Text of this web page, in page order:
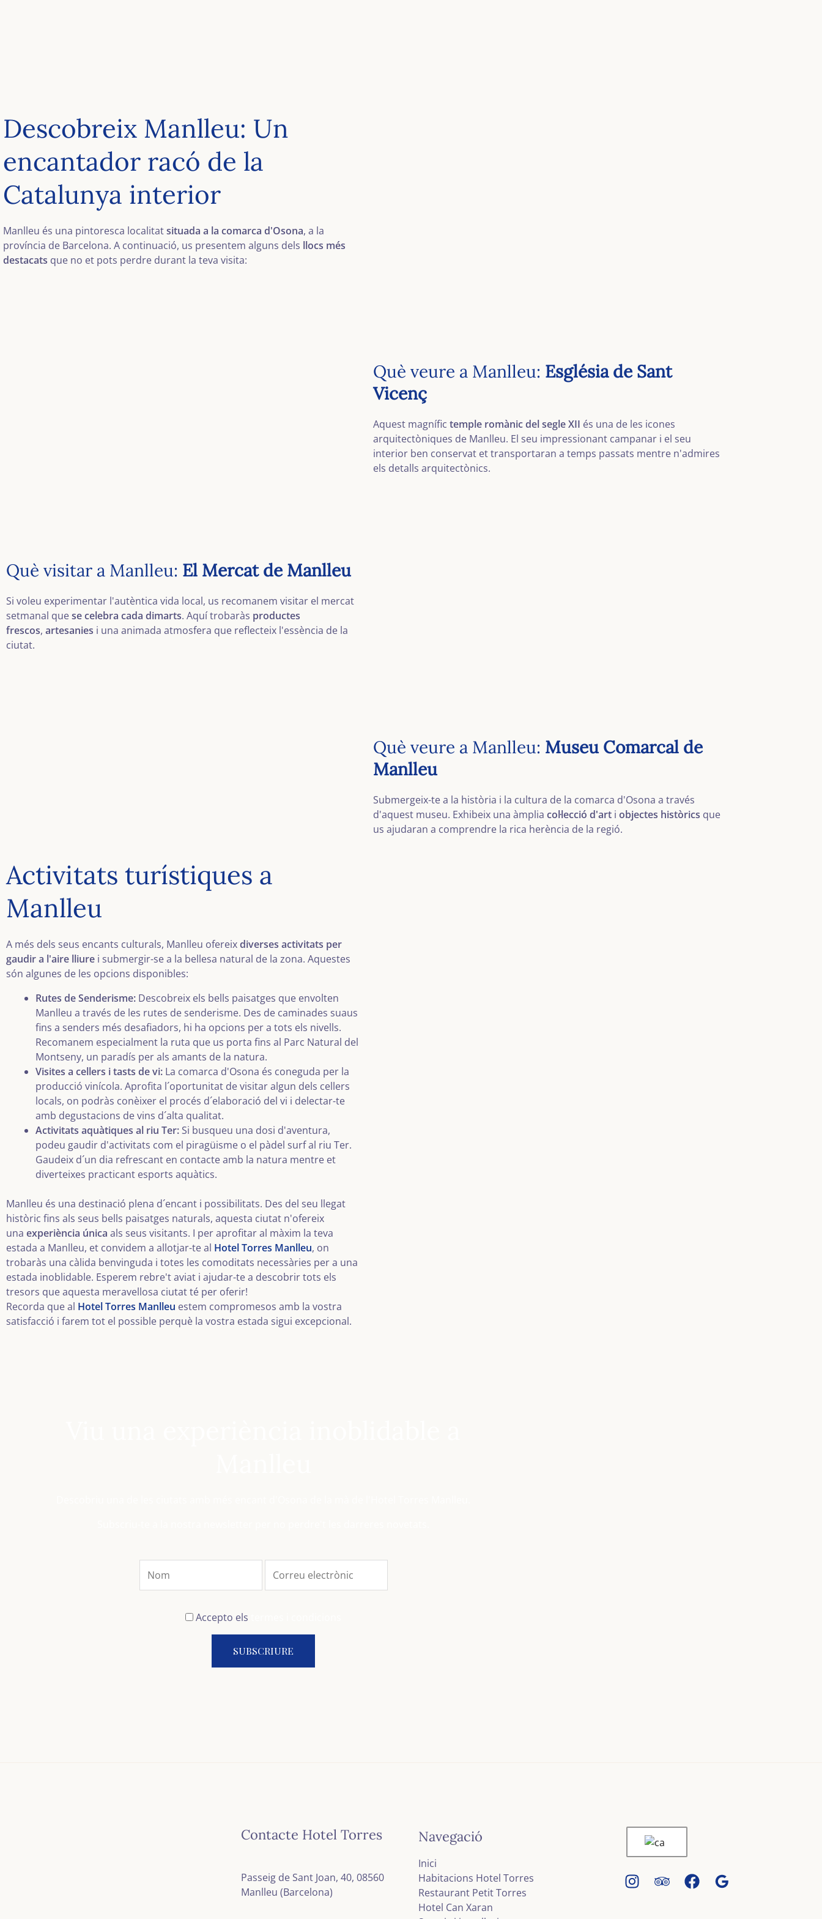
Descobreix Manlleu: Un
encantador racó de la
Catalunya interior
Manlleu és una pintoresca localitatsituada a la comarca d'Osona, a la
província de Barcelona. A continuació, us presentem alguns dels llocs més
destacats que no et pots perdre durant la teva visita:
Què veure a Manlleu: Església de Sant
Vicenç
Aquest magnífic temple romànic del segle XII és una de les icones
arquitectòniques de Manlleu. El seu impressionant campanar i el seu
interior ben conservat et transportaran a temps passats mentre n'admires
els detalls arquitectònics.
Què visitar a Manlleu: El Mercat de Manlleu
Si voleu experimentar l'autèntica vida local, us recomanem visitar el mercat
setmanal quese celebra cada dimarts. Aquí trobaràs productes
frescos, artesanies i una animada atmosfera que reflecteix l'essència de la
ciutat.
Què veure a Manlleu: Museu Comarcal de
Manlleu
Submergeix-te a la història i la cultura de la comarca d'Osona a través
d'aquest museu. Exhibeix una àmplia col·lecció d'art i objectes històrics que
us ajudaran a comprendre la rica herència de la regió.
Activitats turístiques a
Manlleu
A més dels seus encants culturals, Manlleu ofereixdiverses activitats per
gaudir a l'aire lliure i submergir-se a la bellesa natural de la zona. Aquestes
són algunes de les opcions disponibles:
Rutes de Senderisme: Descobreix els bells paisatges que envolten
Manlleu a través de les rutes de senderisme. Des de caminades suaus
fins a senders més desafiadors, hi ha opcions per a tots els nivells.
Recomanem especialment la ruta que us porta fins al Parc Natural del
Montseny, un paradís per als amants de la natura.
Visites a cellers i tasts de vi: La comarca d'Osona és coneguda per la
producció vinícola. Aprofita l´oportunitat de visitar algun dels cellers
locals, on podràs conèixer el procés d´elaboració del vi i delectar-te
amb degustacions de vins d´alta qualitat.
Activitats aquàtiques al riu Ter: Si busqueu una dosi d'aventura,
podeu gaudir d'activitats com el piragüisme o el pàdel surf al riu Ter.
Gaudeix d´un dia refrescant en contacte amb la natura mentre et
diverteixes practicant esports aquàtics.
Manlleu és una destinació plena d´encant i possibilitats. Des del seu llegat
històric fins als seus bells paisatges naturals, aquesta ciutat n'ofereix
una experiència única als seus visitants. I per aprofitar al màxim la teva
estada a Manlleu, et convidem a allotjar-te al Hotel Torres Manlleu, on
trobaràs una càlida benvinguda i totes les comoditats necessàries per a una
estada inoblidable. Esperem rebre't aviat i ajudar-te a descobrir tots els
tresors que aquesta meravellosa ciutat té per oferir!
Recorda que al Hotel Torres Manlleu estem compromesos amb la vostra
satisfacció i farem tot el possible perquè la vostra estada sigui excepcional.
Accepto els
Contacte Hotel Torres
Passeig de Sant Joan, 40, 08560
Manlleu (Barcelona)
Navegació
Inici
Habitacions Hotel Torres
Restaurant Petit Torres
Hotel Can Xaran